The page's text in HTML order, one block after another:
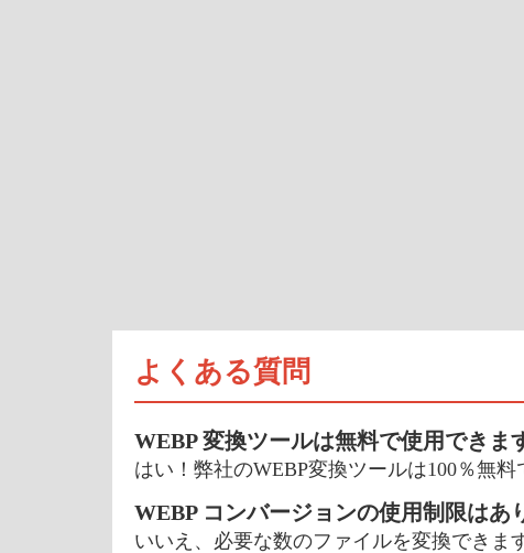
よくある質問
WEBP 変換ツールは無料で使用できま
はい！弊社のWEBP変換ツールは100％無料
WEBP コンバージョンの使用制限はあ
いいえ、必要な数のファイルを変換できま